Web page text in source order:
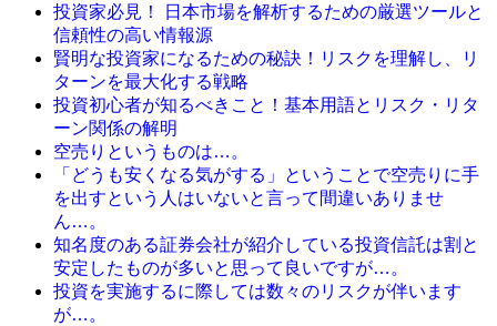
投資家必見！ 日本市場を解析するための厳選ツールと
信頼性の高い情報源
賢明な投資家になるための秘訣！リスクを理解し、リ
ターンを最大化する戦略
投資初心者が知るべきこと！基本用語とリスク・リタ
ーン関係の解明
空売りというものは…。
「どうも安くなる気がする」ということで空売りに手
を出すという人はいないと言って間違いありませ
ん…。
知名度のある証券会社が紹介している投資信託は割と
安定したものが多いと思って良いですが…。
投資を実施するに際しては数々のリスクが伴います
が…。